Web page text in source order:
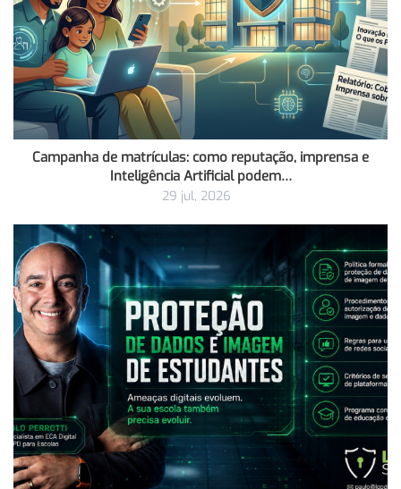
Campanha de matrículas: como reputação, imprensa e
Inteligência Artificial podem…
29 jul, 2026